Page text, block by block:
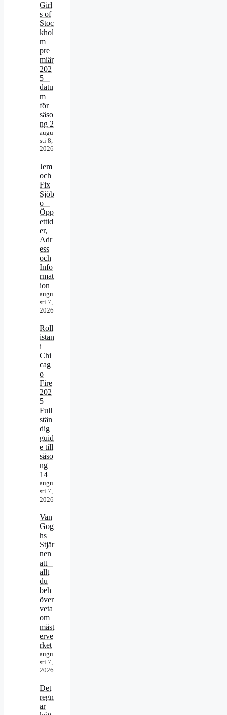
Girl
s of
Stoc
khol
m
pre
miär
202
5 –
datu
m
för
säso
ng 2
augu
sti 8,
2026
Jem
och
Fix
Sjöb
o –
Öpp
ettid
er,
Adr
ess
och
Info
rmat
ion
augu
sti 7,
2026
Roll
istan
i
Chi
cag
o
Fire
202
5 –
Full
stän
dig
guid
e till
säso
ng
14
augu
sti 7,
2026
Van
Gog
hs
Stjär
nen
att –
allt
du
beh
över
veta
om
mäst
erve
rket
augu
sti 7,
2026
Det
regn
ar